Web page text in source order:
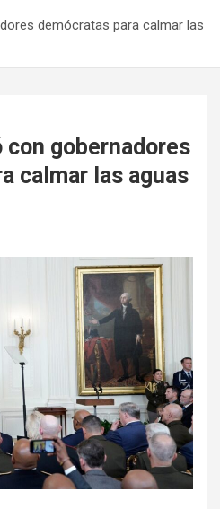
demócratas para calmar las
con gobernadores
calmar las aguas